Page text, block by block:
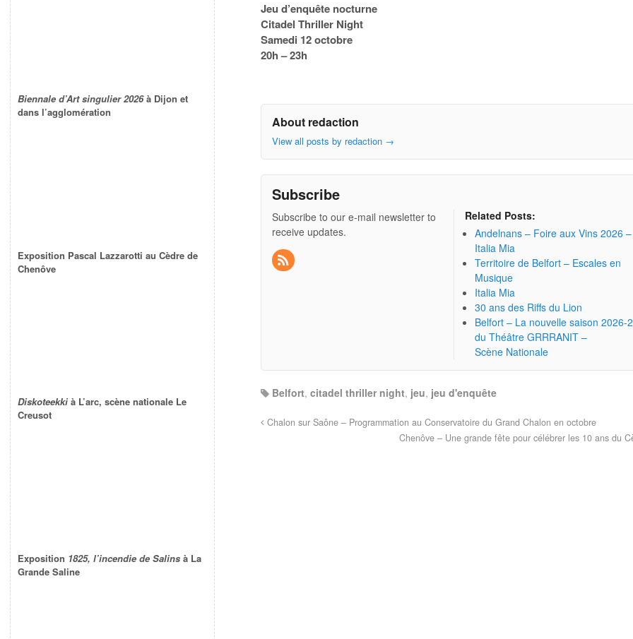
Jeu d’enquête nocturne
Citadel Thriller Night
Samedi 12 octobre
20h – 23h
About redaction
View all posts by redaction →
Subscribe
Subscribe to our e-mail newsletter to
receive updates.
Related Posts:
Andelnans – Foire aux Vins 2026 –
Italia Mia
Territoire de Belfort – Escales en
Musique
Italia Mia
30 ans des Riffs du Lion
Belfort – La nouvelle saison 2026-
du Théâtre GRRRANIT –
Scène Nationale
Belfort,citadel thriller night, jeu, jeu d'enquête
Chalon sur Saône – Programmation au Conservatoire du Grand Chalon en octobre
Chenôve – Une grande fête pour célébrer les 10 ans du
Biennale d’Art singulier 2026à Dijon et
dans l’agglomération
Exposition Pascal Lazzarotti au Cèdre de
Chenôve
Diskoteekki à L’arc, scène nationale Le
Creusot
Exposition 1825, l’incendie de Salins à La
Grande Saline